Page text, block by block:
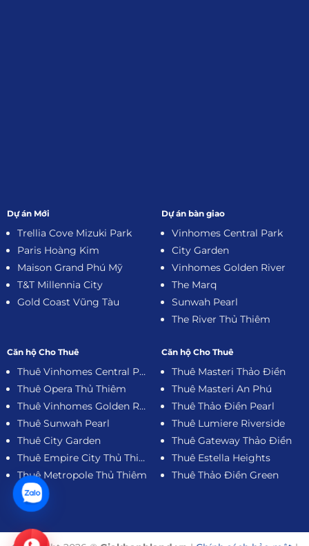
Dự án Mới
Trellia Cove Mizuki Park
Paris Hoàng Kim
Maison Grand Phú Mỹ
T&T Millennia City
Gold Coast Vũng Tàu
Dự án bàn giao
Vinhomes Central Park
City Garden
Vinhomes Golden River
The Marq
Sunwah Pearl
The River Thủ Thiêm
Căn hộ Cho Thuê
Thuê Vinhomes Central Park
Thuê Opera Thủ Thiêm
Thuê Vinhomes Golden River
Thuê Sunwah Pearl
Thuê City Garden
Thuê Empire City Thủ Thiêm
Thuê Metropole Thủ Thiêm
Căn hộ Cho Thuê
Thuê Masteri Thảo Điền
Thuê Masteri An Phú
Thuê Thảo Điền Pearl
Thuê Lumiere Riverside
Thuê Gateway Thảo Điền
Thuê Estella Heights
Thuê Thảo Điền Green